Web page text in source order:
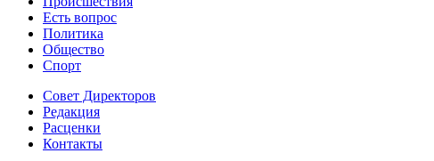
Есть вопрос
Политика
Общество
Спорт
Совет Директоров
Редакция
Расценки
Контакты